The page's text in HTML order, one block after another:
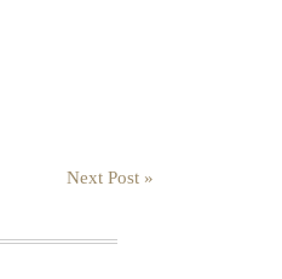
Next Post »